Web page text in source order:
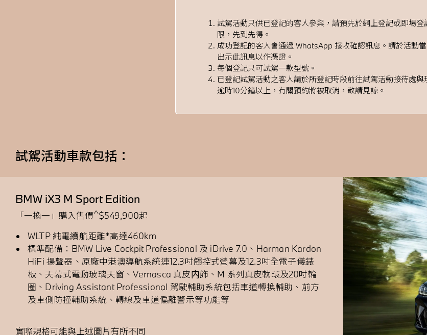
試駕活動只供已登記的客人參與，請預先於網上登記或即場登
限，先到先得。
成功登記的客人會通過 WhatsApp 接收確認訊息。請於活動
出示此訊息以作憑證。
每個登記只可試駕一款型號。
已登記試駕活動之客人請於所登記時段前往試駕活動接待處與
逾時10分鐘以上， 有關預約將被取消 ，敬請見諒。
試駕活動車款包括：
BMW iX3 M Sport Edition
「一換一」購入售價^$549,900起
WLTP 純電續航距離*高達460km
標準配備：BMW Live Cockpit Professional 及 iDrive 7.0、Harman Kardon
HiFi 揚聲器、原廠中港澳導航系統連12.3吋觸控式螢幕及12.3吋全電子儀錶
板、天幕式電動玻璃天窗、Vernasca 真皮内飾、M 系列真皮軚環及20吋輪
圈、Driving Assistant Professional 駕駛輔助系統包括車道轉換輔助、前方
及車側防撞輔助系統、轉線及車道偏離警示等功能等
實際規格可能與上述圖片有所不同